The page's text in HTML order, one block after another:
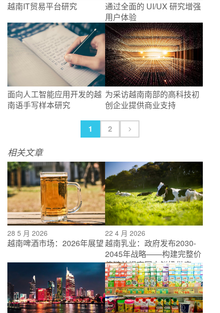
越南IT贸易平台研究
通过全面的 UI/UX 研究增强
用户体验
面向人工智能应用开发的越
南语手写样本研究
为采访越南南部的高科技初
创企业提供商业支持
1 2
相关文章
28 5 月 2026
越南啤酒市场：2026年展望
22 4 月 2026
越南乳业：政府发布2030-
2045年战略——构建完整价
值链并提高国内鲜奶供应